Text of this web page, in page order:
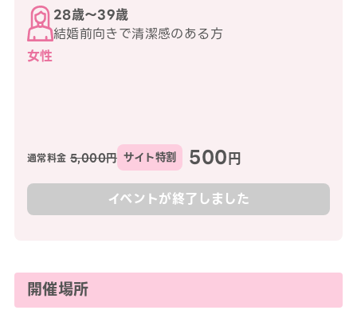
女性
28歳〜39歳
結婚前向きで清潔感のある方
通常料金 5,000円 サイト特割 500円
イベントが終了しました
開催場所